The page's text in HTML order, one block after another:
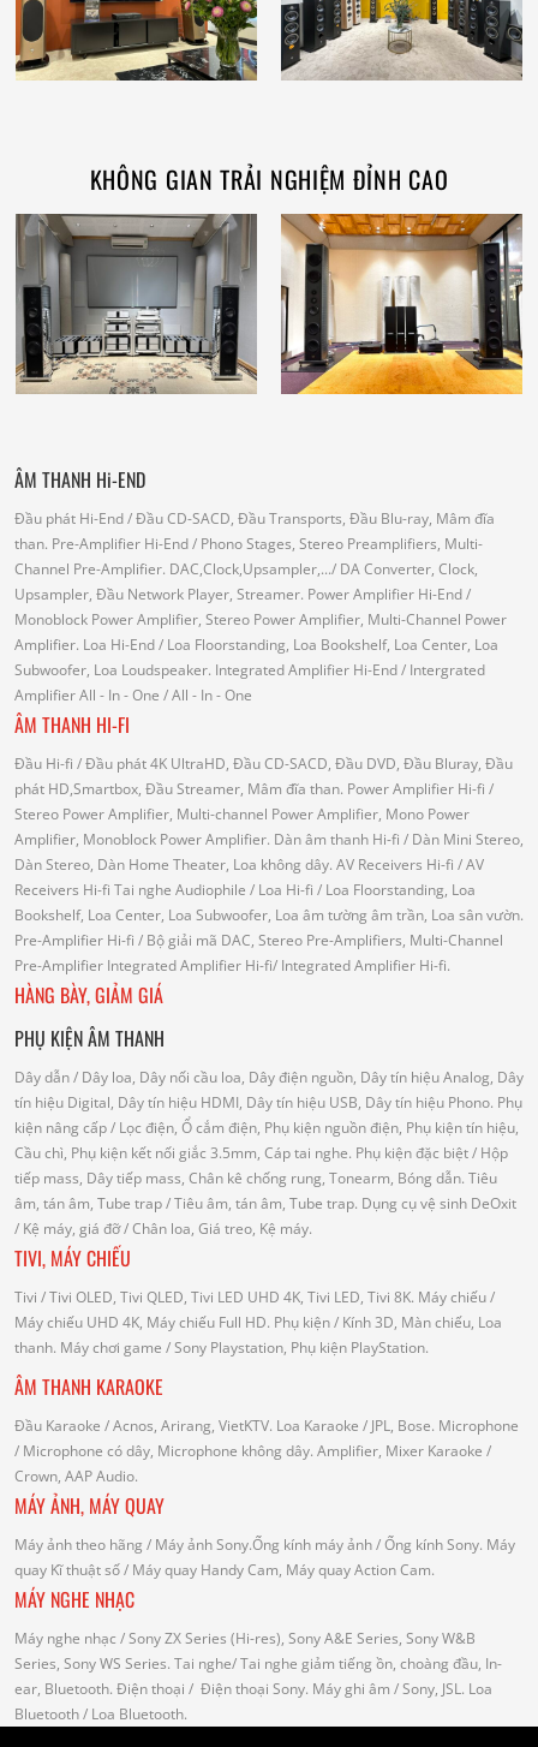
KHÔNG GIAN TRẢI NGHIỆM ĐỈNH CAO
ÂM THANH Hi-END
Đầu phát Hi-End/ Đầu CD-SACD, Đầu Transports, Đầu Blu-ray, Mâm đĩa
than. Pre-Amplifier Hi-End/ Phono Stages, Stereo Preamplifiers, Multi-
Channel Pre-Amplifier. DAC,Clock,Upsampler,.../ DA Converter, Clock,
Upsampler, Đầu Network Player, Streamer. Power Amplifier Hi-End/
Monoblock Power Amplifier, Stereo Power Amplifier, Multi-Channel Power
Amplifier. Loa Hi-End/ Loa Floorstanding, Loa Bookshelf, Loa Center, Loa
Subwoofer, Loa Loudspeaker. Integrated Amplifier Hi-End/ Intergrated
AmplifierAll - In - One / All - In - One
ÂM THANH HI-FI
Đầu Hi-fi / Đầu phát 4K UltraHD, Đầu CD-SACD, Đầu DVD, Đầu Bluray, Đầu
phát HD,Smartbox, Đầu Streamer, Mâm đĩa than. Power Amplifier Hi-fi /
Stereo Power Amplifier, Multi-channel Power Amplifier, Mono Power
Amplifier, Monoblock Power Amplifier. Dàn âm thanh Hi-fi / Dàn Mini Stereo,
Dàn Stereo, Dàn Home Theater, Loa không dây. AV Receivers Hi-fi / AV
Receivers Hi-fi Tai nghe Audiophile / Loa Hi-fi / Loa Floorstanding, Loa
Bookshelf, Loa Center, Loa Subwoofer, Loa âm tường âm trần, Loa sân vườn.
Pre-Amplifier Hi-fi / Bộ giải mã DAC, Stereo Pre-Amplifiers, Multi-Channel
Pre-Amplifier Integrated Amplifier Hi-fi/ Integrated Amplifier Hi-fi.
HÀNG BÀY, GIẢM GIÁ
PHỤ KIỆN ÂM THANH
Dây dẫn/ Dây loa, Dây nối cầu loa, Dây điện nguồn, Dây tín hiệu Analog, Dây
tín hiệu Digital, Dây tín hiệu HDMI, Dây tín hiệu USB, Dây tín hiệu Phono. Phụ
kiện nâng cấp/ Lọc điện, Ổ cắm điện, Phụ kiện nguồn điện, Phụ kiện tín hiệu,
Cầu chì, Phụ kiện kết nối giắc 3.5mm, Cáp tai nghe. Phụ kiện đặc biệt/ Hộp
tiếp mass, Dây tiếp mass, Chân kê chống rung, Tonearm, Bóng dẫn. Tiêu
âm, tán âm, Tube trap/ Tiêu âm, tán âm, Tube trap. Dụng cụ vệ sinh DeOxit
/ Kệ máy, giá đỡ/ Chân loa, Giá treo, Kệ máy.
TIVI, MÁY CHIẾU
Tivi / Tivi OLED, Tivi QLED, Tivi LED UHD 4K, Tivi LED, Tivi 8K. Máy chiếu/
Máy chiếu UHD 4K, Máy chiếu Full HD. Phụ kiện/ Kính 3D, Màn chiếu, Loa
thanh. Máy chơi game / Sony Playstation, Phụ kiện PlayStation.
ÂM THANH KARAOKE
Đầu Karaoke / Acnos, Arirang, VietKTV. Loa Karaoke / JPL, Bose. Microphone
/ Microphone có dây, Microphone không dây. Amplifier, Mixer Karaoke /
Crown, AAP Audio.
MÁY ẢNH, MÁY QUAY
Máy ảnh theo hãng / Máy ảnh Sony.Ống kính máy ảnh / Ống kính Sony. Máy
quay Kĩ thuật số/ Máy quay Handy Cam, Máy quay Action Cam.
MÁY NGHE NHẠC
Máy nghe nhạc / Sony ZX Series (Hi-res), Sony A&E Series, Sony W&B
Series, Sony WS Series. Tai nghe/ Tai nghe giảm tiếng ồn, choàng đầu, In-
ear, Bluetooth. Điện thoại / Điện thoại Sony. Máy ghi âm / Sony, JSL. Loa
Bluetooth/ Loa Bluetooth.